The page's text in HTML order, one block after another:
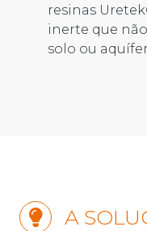
resinas
inerte que
solo ou
A